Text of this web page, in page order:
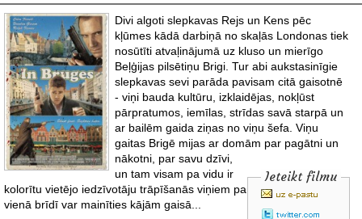
Divi algoti slepkavas Rejs un Kens pēc
kļūmes kādā darbiņā no skaļās Londonas tiek
nosūtīti atvaļinājumā uz kluso un mierīgo
Beļģijas pilsētiņu Brigi. Tur abi aukstasinīgie
slepkavas sevi parāda pavisam citā gaisotnē
- viņi bauda kultūru, izklaidējas, nokļūst
pārpratumos, iemīlas, strīdas savā starpā un
ar bailēm gaida ziņas no viņu šefa. Viņu
gaitas Brigē mijas ar domām par pagātni un
nākotni, par savu dzīvi,
un tam visam pa vidu ir
kolorītu vietējo iedzīvotāju trāpīšanās viņiem pa ceļam. Tomēr viss
vienā brīdī var mainīties kājām gaisā...
Ieteikt filmu